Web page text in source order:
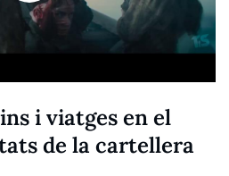
i viatges en el
de la cartellera